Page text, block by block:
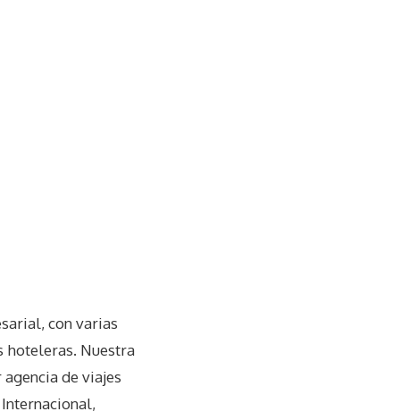
con varias
hoteleras. Nuestra
de viajes